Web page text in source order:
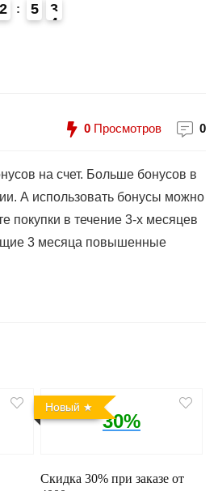
2 5
3
0 Просмотров 0
на счет. Больше бонусов в
А использовать бонусы можно
покупки в течение 3-х месяцев
3 месяца повышенные
Новый
30%
Скидка 30% при заказе от